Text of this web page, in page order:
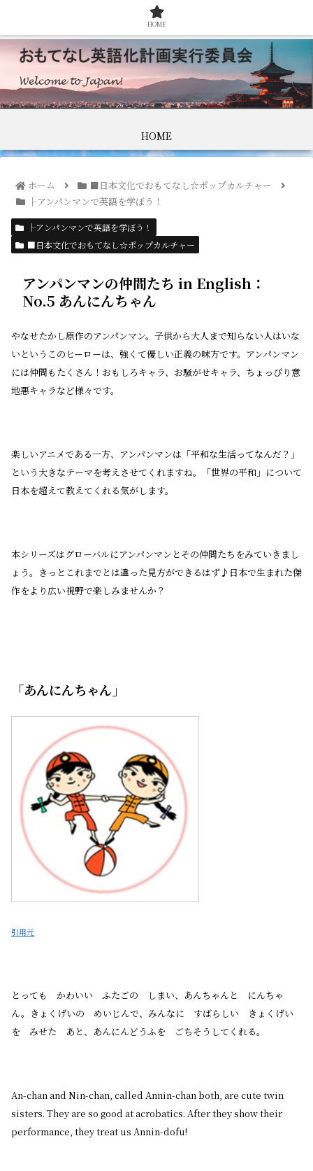
HOME
ホーム
■日本文化でおもてなし☆ポップカルチャー
├アンパンマンで英語を学ぼう！
├アンパンマンで英語を学ぼう！
■日本文化でおもてなし☆ポップカルチャー
アンパンマンの仲間たち in English：
No.5 あんにんちゃん
やなせたかし原作のアンパンマン。子供から大人まで知らない人はいな
いというこのヒーローは、強くて優しい正義の味方です。アンパンマン
には仲間もたくさん！おもしろキャラ、お騒がせキャラ、ちょっぴり意
地悪キャラなど様々です。
楽しいアニメである一方、アンパンマンは「平和な生活ってなんだ？」
という大きなテーマを考えさせてくれますね。「世界の平和」について
日本を超えて教えてくれる気がします。
本シリーズはグローバルにアンパンマンとその仲間たちをみていきまし
ょう。きっとこれまでとは違った見方ができるはず♪日本で生まれた傑
作をより広い視野で楽しみませんか？
「あんにんちゃん」
引用元
とっても かわいい ふたごの しまい、あんちゃんと にんちゃ
ん。きょくげいの めいじんで、みんなに すばらしい きょくげい
を みせた あと、あんにんどうふを ごちそうしてくれる。
An-chan and Nin-chan, called Annin-chan both, are cute twin
sisters. They are so good at acrobatics. After they show their
performance, they treat us Annin-dofu!
HOME